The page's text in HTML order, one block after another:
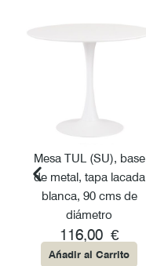
Mesa TUL (SU), base
de metal, tapa lacada
blanca, 90 cms de
diámetro
116,00 €
Añadir al Carrito